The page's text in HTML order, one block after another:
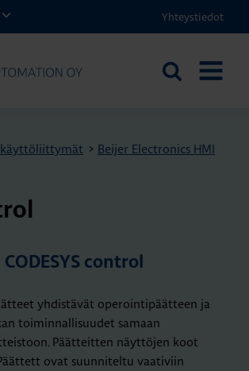
Yhteystiedot
Etsi
> Beijer Electronics HMI
control
yhdistävät operointipäätteen ja
toiminnallisuudet samaan
Päätteitten näyttöjen koot
ovat suunniteltu vaativiin